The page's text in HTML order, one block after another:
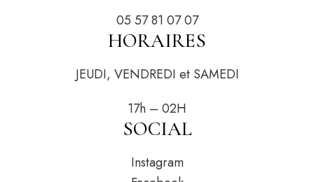
05 57 81 07 07
HORAIRES
JEUDI, VENDREDI et SAMEDI
17h – 02H
SOCIAL
Instagram